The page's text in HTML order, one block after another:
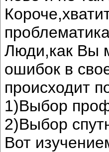
Люди,как Вы
ошибок в
происходит
1)Выбор
2)Выбор
Вот